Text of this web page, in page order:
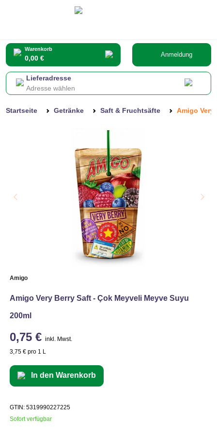
Warenkorb
0,00 € Anmeldung
Lieferadresse
Adresse wählen
Startseite Getränke Saft & Fruchtsäfte Amigo Very
Amigo
Amigo Very Berry Saft - Çok Meyveli Meyve Suyu
200ml
0,75 € inkl. Mwst.
3,75 € pro 1 L
In den Warenkorb
GTIN: 5319990227225
Sofort verfügbar